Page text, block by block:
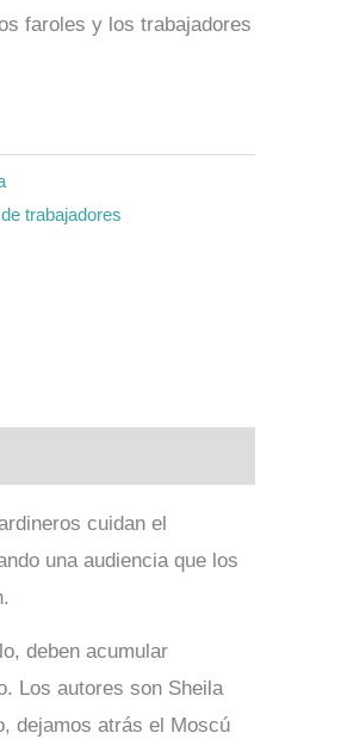
faroles y los trabajadores
trabajadores
cuidan el
una audiencia que los
deben acumular
Los autores son Sheila
dejamos atrás el Moscú